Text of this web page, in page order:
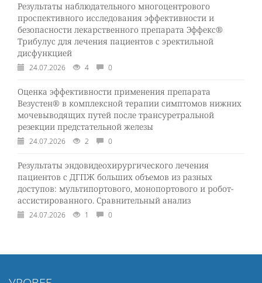
Результаты наблюдательного многоцентрового
проспективного исследования эффективности и
безопасности лекарственного препарата Эффекс®
Трибулус для лечения пациентов с эректильной
дисфункцией
24.07.2026 4 0
Оценка эффективности применения препарата
Везустен® в комплексной терапии симптомов нижних
мочевыводящих путей после трансуретральной
резекции предстательной железы
24.07.2026 2 0
Результаты эндовидеохирургического лечения
пациентов с ДГПЖ больших объемов из разных
доступов: мультипортового, монопортового и робот-
ассистированного. Сравнительный анализ
24.07.2026 1 0